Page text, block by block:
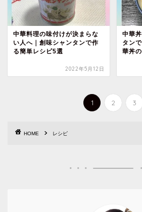
中華料理の味付けが決まらな
い人へ｜創味シャンタンで作
る簡単レシピ5選
2022年5月12日
中華
タン
華丼
1 2 3
HOME レシピ